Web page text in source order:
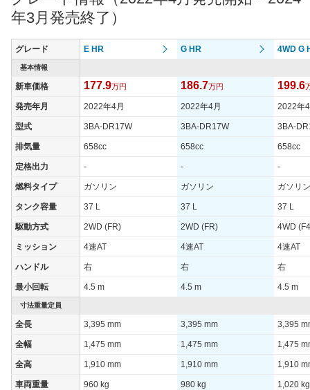
年3月発売終了）
グレード E HR G HR 4WD G
基本情報
新車価格 177.9万円 186.7万円 199.6
発売年月 2022年4月 2022年4月 2022年
型式 3BA-DR17W 3BA-DR17W 3BA-
排気量 658cc 658cc 658cc
定格出力 - - -
燃料タイプ ガソリン ガソリン ガソリン
タンク容量 37 L 37 L 37 L
駆動方式 2WD (FR) 2WD (FR) 4WD
ミッション 4速AT 4速AT 4速AT
ハンドル 右 右 右
最小回転 4.5 m 4.5 m 4.5 m
寸法重量定員
全長 3,395 mm 3,395 mm 3,395
全幅 1,475 mm 1,475 mm 1,475
全高 1,910 mm 1,910 mm 1,910
車両重量 960 kg 980 kg 1,020 kg